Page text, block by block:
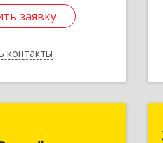
заявку
контакты
заявку